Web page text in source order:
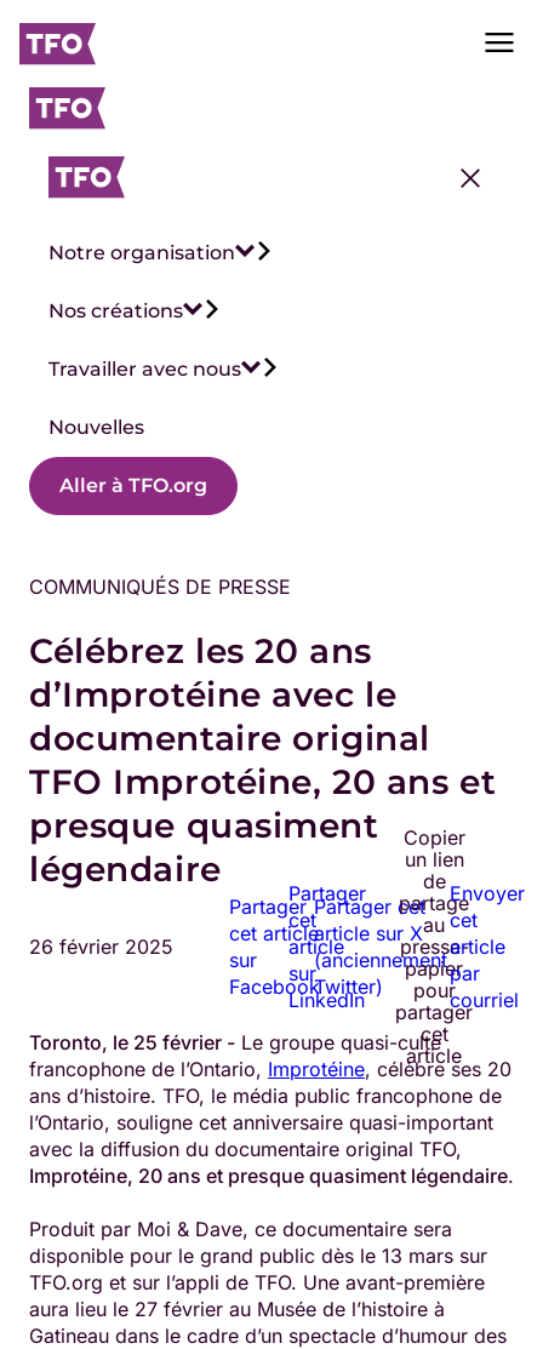
Notre organisation
Nos créations
Travailler avec nous
Nouvelles
Aller à TFO.org
COMMUNIQUÉS DE PRESSE
Célébrez les 20 ans
d’Improtéine avec le
documentaire original
TFO Improtéine, 20 ans et
presque quasiment
légendaire
26 février 2025
Partager
cet article
sur
Facebook
Partager
cet
article
sur
LinkedIn
Partager cet
article sur X
(anciennement
Twitter)
Copier
un lien
de
partage
au
presse-
papier
pour
partager
cet
article
Envoyer
cet
article
par
courriel
Toronto, le 25 février - Le groupe quasi-culte
francophone de l’Ontario, Improtéine, célèbre ses 20
ans d’histoire. TFO, le média public francophone de
l’Ontario, souligne cet anniversaire quasi-important
avec la diffusion du documentaire original TFO,
Improtéine, 20 ans et presque quasiment légendaire.
Produit par Moi & Dave, ce documentaire sera
disponible pour le grand public dès le 13 mars sur
TFO.org et sur l’appli de TFO. Une avant-première
aura lieu le 27 février au Musée de l’histoire à
Gatineau dans le cadre d’un spectacle d’humour des